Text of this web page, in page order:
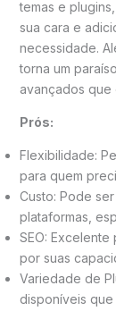
temas e
sua cara e
necessidade.
torna um
avançados que
Prós:
Flexibilidade:
para quem
Custo: Pode
plataformas,
SEO:
por suas
Variedade de
disponíveis